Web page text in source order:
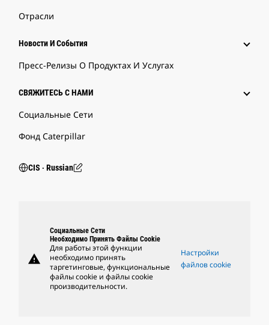
Отрасли
Новости И События
Пресс-Релизы О Продуктах И Услугах
СВЯЖИТЕСЬ С НАМИ
Социальные Сети
Фонд Caterpillar
CIS ‧ Russian
warning
Социальные Сети
Необходимо Принять Файлы Cookie
Для работы этой функции
необходимо принять
таргетинговые, функциональные
файлы cookie и файлы cookie
производительности.
Настройки
файлов cookie